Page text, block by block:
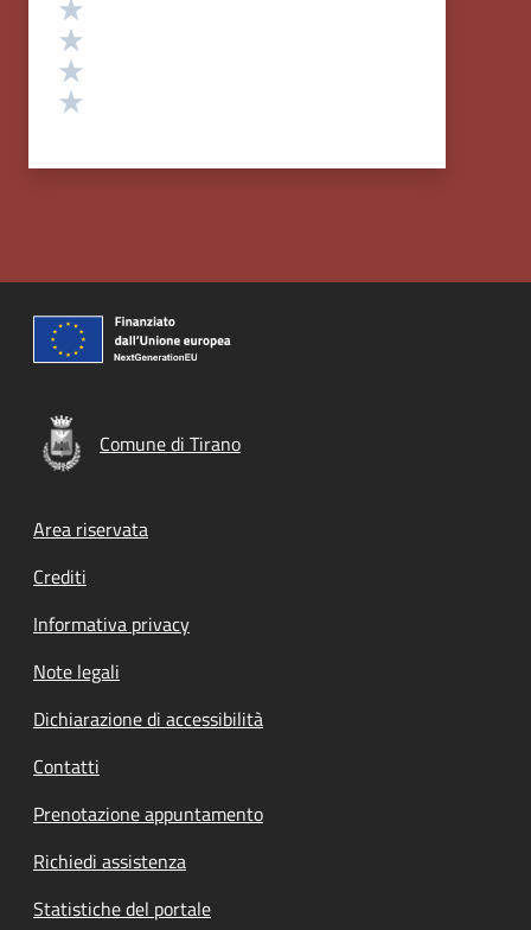
Comune di Tirano
Footer menu
Area riservata
Crediti
Informativa privacy
Note legali
Dichiarazione di accessibilità
Contatti
Prenotazione appuntamento
Richiedi assistenza
Statistiche del portale